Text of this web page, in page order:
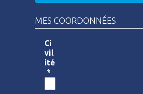
50%
MES COORDONNÉES
Ci
vil
ité
*